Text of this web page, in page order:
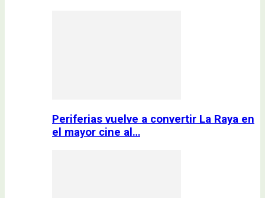
Periferias vuelve a convertir La Raya en
el mayor cine al…